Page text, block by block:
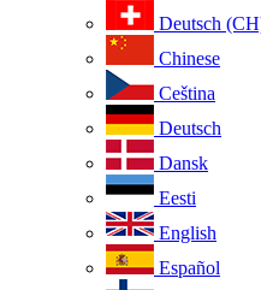
Deutsch
Chinese
Ceština
Deutsch
Dansk
Eesti
English
Español